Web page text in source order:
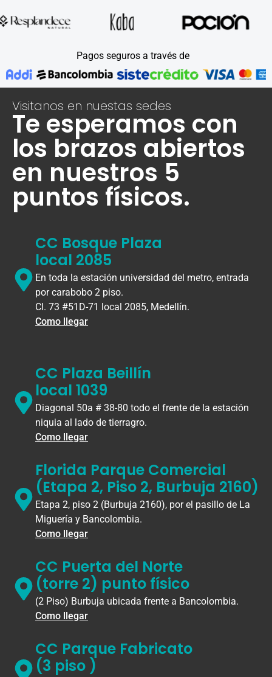
Pagos seguros a través de
Visitanos en nuestas sedes
Te esperamos con
los brazos abiertos
en nuestros 5
puntos físicos.
CC Bosque Plaza
local 2085
En toda la estación universidad del metro, entrada
por carabobo 2 piso.
Cl. 73 #51D-71 local 2085, Medellín.
Como llegar
CC Plaza Beillín
local 1039
Diagonal 50a # 38-80 todo el frente de la estación
niquia al lado de tierragro.
Como llegar
Florida Parque Comercial
(Etapa 2, Piso 2, Burbuja 2160)
Etapa 2, piso 2 (Burbuja 2160), por el pasillo de La
Miguería y Bancolombia.
Como llegar
CC Puerta del Norte
(torre 2) punto físico
(2 Piso) Burbuja ubicada frente a Bancolombia.
Como llegar
CC Parque Fabricato
(3 piso )